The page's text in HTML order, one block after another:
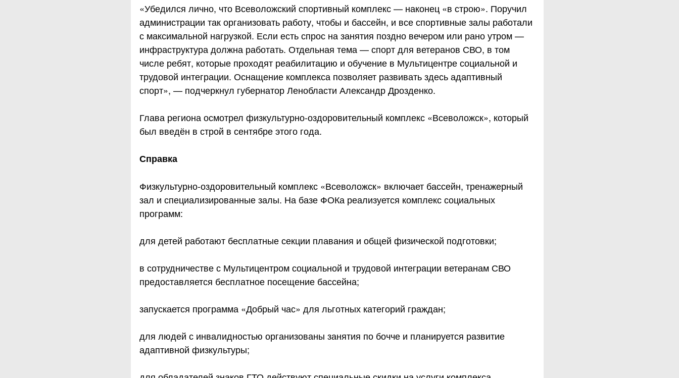
«Убедился лично, что Всеволожский спортивный комплекс — наконец «в строю». Поручил
администрации так организовать работу, чтобы и бассейн, и все спортивные залы работали
с максимальной нагрузкой. Если есть спрос на занятия поздно вечером или рано утром —
инфраструктура должна работать. Отдельная тема — спорт для ветеранов СВО, в том
числе ребят, которые проходят реабилитацию и обучение в Мультицентре социальной и
трудовой интеграции. Оснащение комплекса позволяет развивать здесь адаптивный
спорт», — подчеркнул губернатор Ленобласти Александр Дрозденко.
Глава региона осмотрел физкультурно-оздоровительный комплекс «Всеволожск», который
был введён в строй в сентябре этого года.
Справка
Физкультурно-оздоровительный комплекс «Всеволожск» включает бассейн, тренажерный
зал и специализированные залы. На базе ФОКа реализуется комплекс социальных
программ:
для детей работают бесплатные секции плавания и общей физической подготовки;
в сотрудничестве с Мультицентром социальной и трудовой интеграции ветеранам СВО
предоставляется бесплатное посещение бассейна;
запускается программа «Добрый час» для льготных категорий граждан;
для людей с инвалидностью организованы занятия по бочче и планируется развитие
адаптивной физкультуры;